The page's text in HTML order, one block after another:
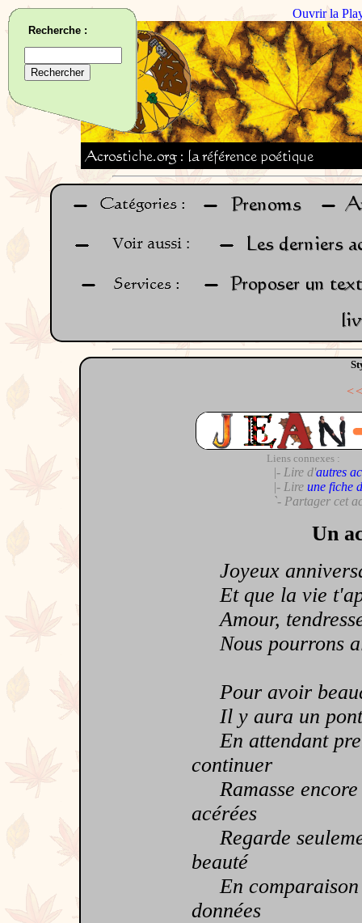
Ouvrir la
Liens connexes :
|- Lire d'autres
|- Lire une fiche
`- Partager cet
Un
Joyeux
Et que la vie
Amour,
Nous pourrons
Pour avoir
Il y aura un pont
En attendant
continuer
Ramasse encore
acérées
Regarde
beauté
En comparaison
données
Recherche :